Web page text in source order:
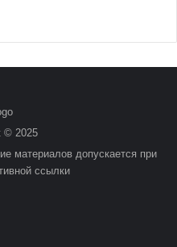
© 2025
материалов допускается при
ссылки